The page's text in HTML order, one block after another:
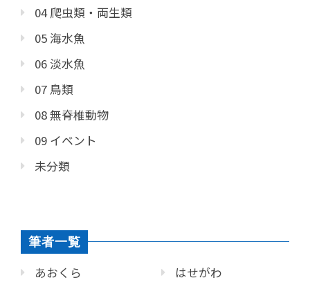
04 爬虫類・両生類
05 海水魚
06 淡水魚
07 鳥類
08 無脊椎動物
09 イベント
未分類
筆者一覧
あおくら
はせがわ